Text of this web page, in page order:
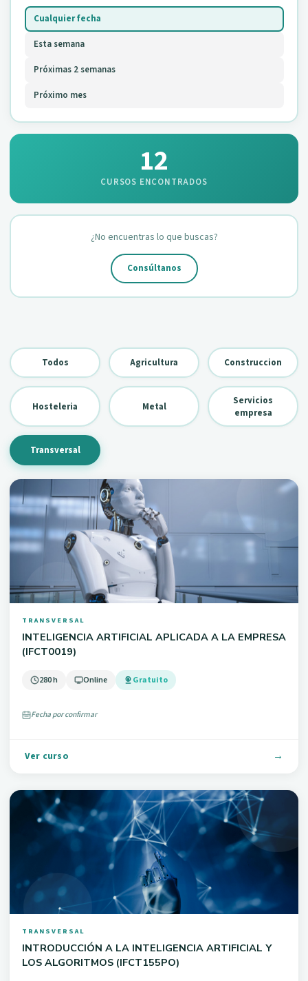
Cualquier fecha
Esta semana
Próximas 2 semanas
Próximo mes
12
CURSOS ENCONTRADOS
¿No encuentras lo que buscas?
Consúltanos
Todos Agricultura Construccion
Hosteleria Metal
Servicios
empresa
Transversal
TRANSVERSAL
INTELIGENCIA ARTIFICIAL APLICADA A LA EMPRESA
(IFCT0019)
280 h Online Gratuito
Fecha por confirmar
Ver curso
TRANSVERSAL
INTRODUCCIÓN A LA INTELIGENCIA ARTIFICIAL Y
LOS ALGORITMOS (IFCT155PO)